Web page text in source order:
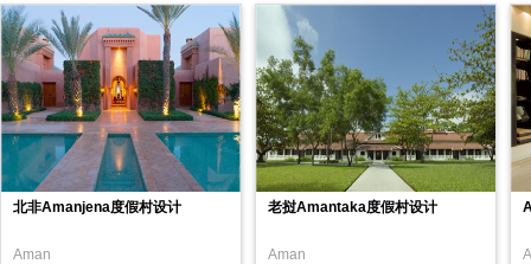
北非Amanjena度假村设计
Aman
老挝Amantaka度假村设计
Aman